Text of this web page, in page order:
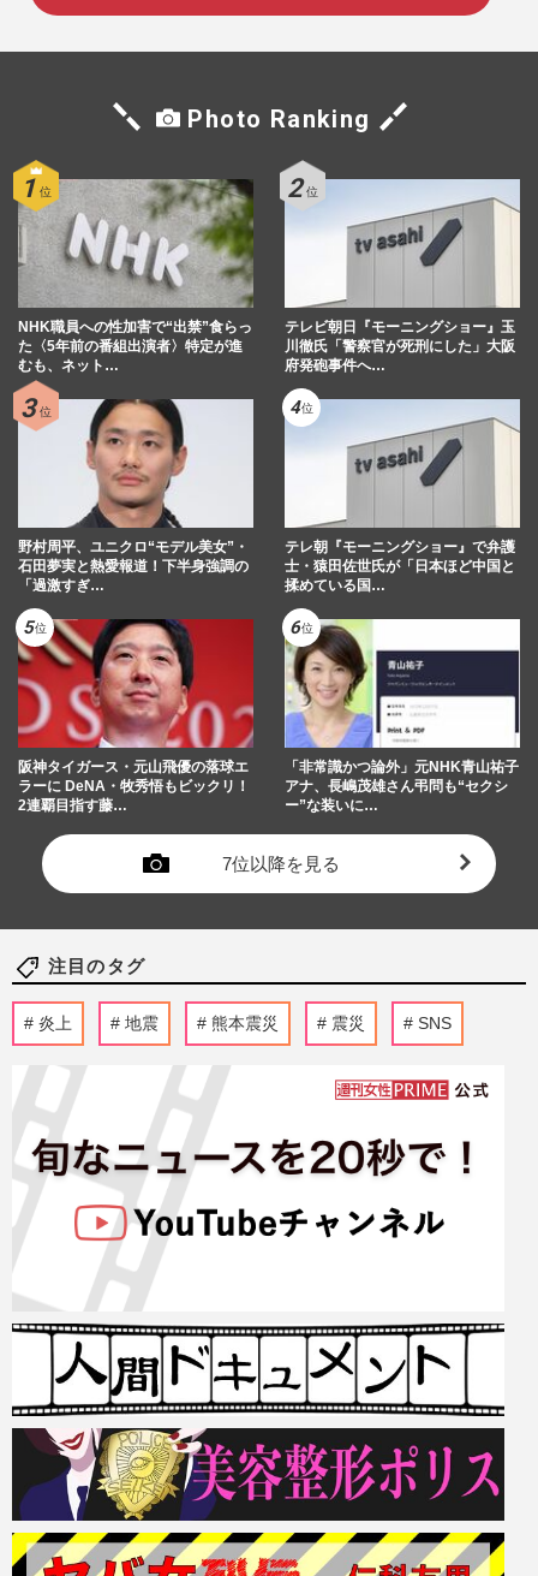
Photo Ranking
NHK職員への性加害で“出禁”食らっ
た〈5年前の番組出演者〉特定が進
むも、ネット…
テレビ朝日『モーニングショー』玉
川徹氏「警察官が死刑にした」大阪
府発砲事件へ…
野村周平、ユニクロ“モデル美女”・
石田夢実と熱愛報道！下半身強調の
「過激すぎ…
テレ朝『モーニングショー』で弁護
士・猿田佐世氏が「日本ほど中国と
揉めている国…
阪神タイガース・元山飛優の落球エ
ラーに DeNA・牧秀悟もビックリ！
2連覇目指す藤…
「非常識かつ論外」元NHK青山祐子
アナ、長嶋茂雄さん弔問も“セクシ
ー”な装いに…
7位以降を見る
注目のタグ
炎上 地震 熊本震災 震災 SNS